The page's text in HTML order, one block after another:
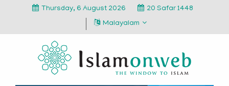
Thursday, 6 August 2026
20 Safar 1448
Malayalam